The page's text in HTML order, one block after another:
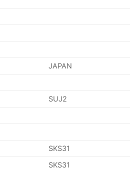
JAPAN
SUJ2
SKS31
SKS31